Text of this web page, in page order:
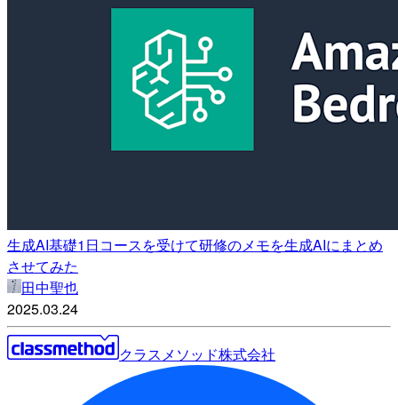
生成AI基礎1日コースを受けて研修のメモを生成AIにまとめ
させてみた
田中聖也
2025.03.24
クラスメソッド株式会社